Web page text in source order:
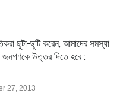
ছুটা-ছুটি করেন, আমাদের সমস্যা
জনগণকে উত্তর দিতে হবে :
27, 2013